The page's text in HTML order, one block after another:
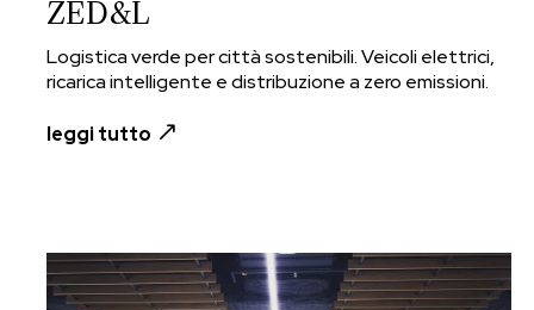
ZED&L
Logistica verde per città sostenibili. Veicoli elettrici,
ricarica intelligente e distribuzione a zero emissioni.
leggi tutto